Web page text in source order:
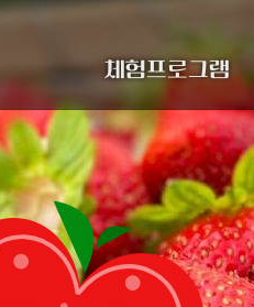
체험프로그램